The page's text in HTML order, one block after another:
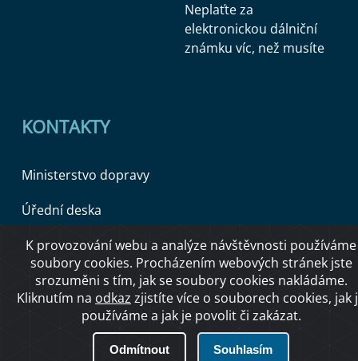
Neplaťte za
elektronickou dálniční
známku víc, než musíte
KONTAKTY
Ministerstvo dopravy
Úřední deska
Copyright © 2026 Ministerstvo dopravy ČR
O přístupnosti
K provozování webu a analýze návštěvnosti používáme
soubory cookies. Procházením webových stránek jste
srozuměni s tím, jak se soubory cookies nakládáme.
Kliknutím na odkaz zjistíte více o souborech cookies, jak
používáme a jak je povolit či zakázat.
Odmítnout Souhlasím